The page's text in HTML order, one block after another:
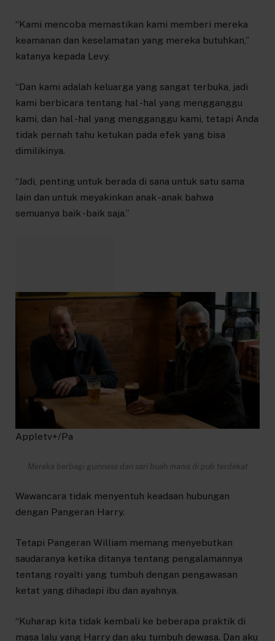
“Kami mencoba memastikan kami memberi mereka
keamanan dan keselamatan yang mereka butuhkan,”
katanya kepada Levy.
“Dan kami adalah keluarga yang sangat terbuka, jadi
kami berbicara tentang hal -hal yang mengganggu
kami, dan hal -hal yang mengganggu kami, tetapi Anda
tidak pernah tahu ketukan pada efek yang bisa
dimilikinya.
“Jadi, penting untuk berada di sana untuk satu sama
lain dan untuk meyakinkan anak -anak bahwa
semuanya baik -baik saja.”
Appletv+/Pa
Mereka berbagi guinness dan sari buah manis di pub terdekat
Wawancara tidak menyentuh keadaan hubungan
dengan Pangeran Harry.
Tetapi Pangeran William memang menyebutkan
saudaranya ketika ditanya tentang pengalamannya
tentang royalti yang tumbuh dengan pengawasan
ketat yang dihadapi ibu dan ayahnya.
“Kuharap kita tidak kembali ke beberapa praktik di
masa lalu yang Harry dan aku tumbuh dewasa. Dan aku